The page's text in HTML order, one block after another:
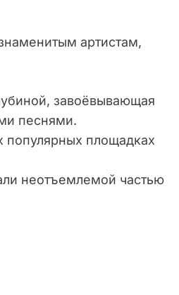
артистам,
завоёвывающая
песнями.
популярных площадках
неотъемлемой частью